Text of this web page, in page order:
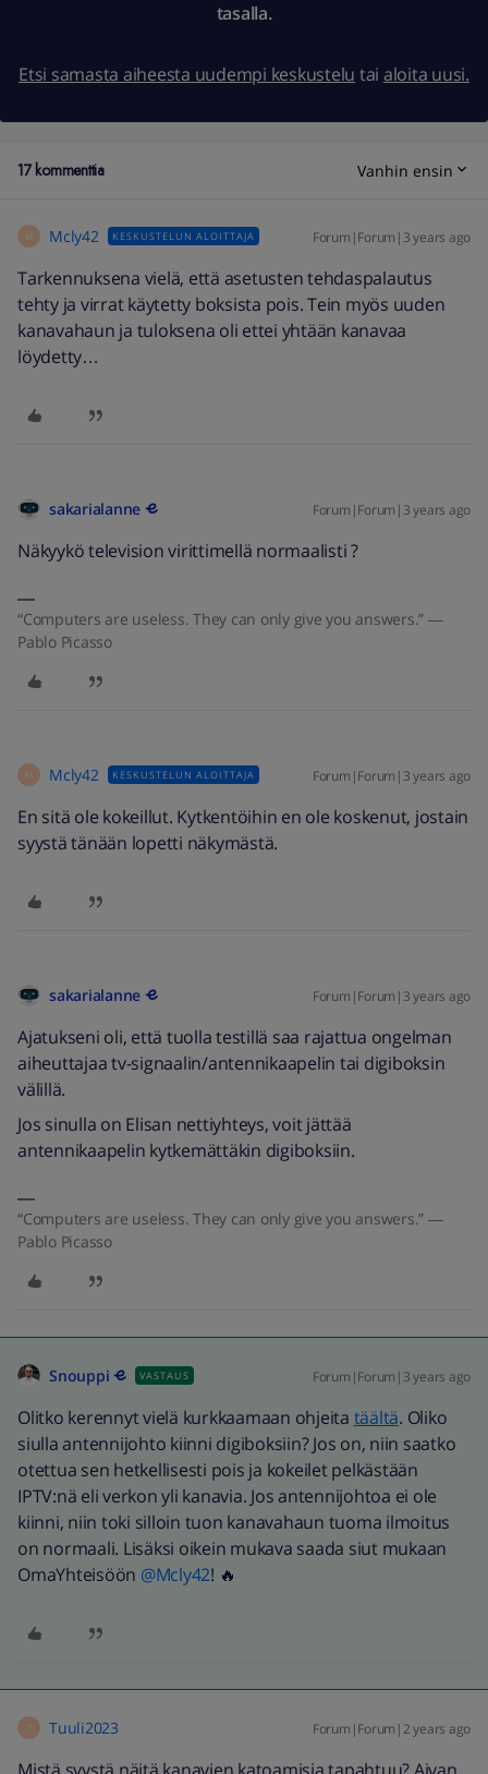
tasalla.
Etsi samasta aiheesta uudempi keskustelu tai aloita uusi.
17 kommenttia Vanhin ensin
M Mcly42 KESKUSTELUN ALOITTAJA Forum|Forum|3 years ago
Tarkennuksena vielä, että asetusten tehdaspalautus
tehty ja virrat käytetty boksista pois. Tein myös uuden
kanavahaun ja tuloksena oli ettei yhtään kanavaa
löydetty…
sakarialanne Forum|Forum|3 years ago
Näkyykö television virittimellä normaalisti ?
“Computers are useless. They can only give you answers.” ―
Pablo Picasso
M Mcly42 KESKUSTELUN ALOITTAJA Forum|Forum|3 years ago
En sitä ole kokeillut. Kytkentöihin en ole koskenut, jostain
syystä tänään lopetti näkymästä.
sakarialanne Forum|Forum|3 years ago
Ajatukseni oli, että tuolla testillä saa rajattua ongelman
aiheuttajaa tv-signaalin/antennikaapelin tai digiboksin
välillä.
Jos sinulla on Elisan nettiyhteys, voit jättää
antennikaapelin kytkemättäkin digiboksiin.
“Computers are useless. They can only give you answers.” ―
Pablo Picasso
Snouppi VASTAUS Forum|Forum|3 years ago
Olitko kerennyt vielä kurkkaamaan ohjeita täältä. Oliko
siulla antennijohto kiinni digiboksiin? Jos on, niin saatko
otettua sen hetkellisesti pois ja kokeilet pelkästään
IPTV:nä eli verkon yli kanavia. Jos antennijohtoa ei ole
kiinni, niin toki silloin tuon kanavahaun tuoma ilmoitus
on normaali. Lisäksi oikein mukava saada siut mukaan
OmaYhteisöön @Mcly42! 🔥
T Tuuli2023 Forum|Forum|2 years ago